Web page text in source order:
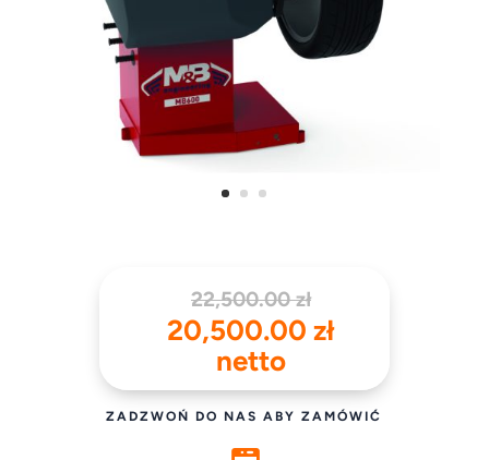
22,500.00złPierwotna
cena
22,500.00 zł.
20,500.00złAktualna
wynosi:
20,500.00
netto
ZADZWOŃ DO NAS ABY ZAMÓWIĆ